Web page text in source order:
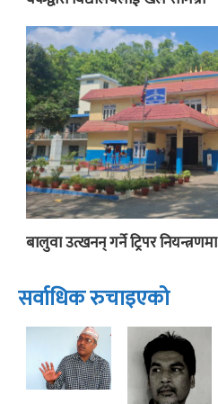
बालुवा उत्खनन् गर्ने ट्रिपर नियन्त्रणमा
सर्वाधिक रुचाइएको